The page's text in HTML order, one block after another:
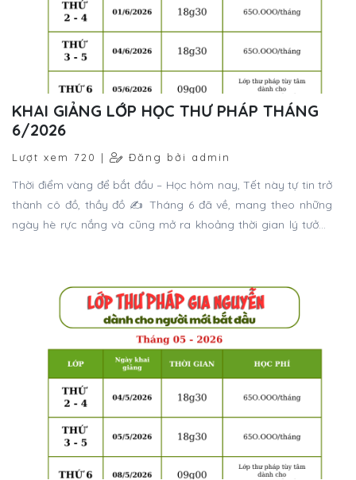
KHAI GIẢNG LỚP HỌC THƯ PHÁP THÁNG
6/2026
Lượt xem 720 | Đăng bởi admin
Thời điểm vàng để bắt đầu – Học hôm nay, Tết này tự tin trở
thành cô đồ, thầy đồ ✍️ Tháng 6 đã về, mang theo những
ngày hè rực nắng và cũng mở ra khoảng thời gian lý tưởng